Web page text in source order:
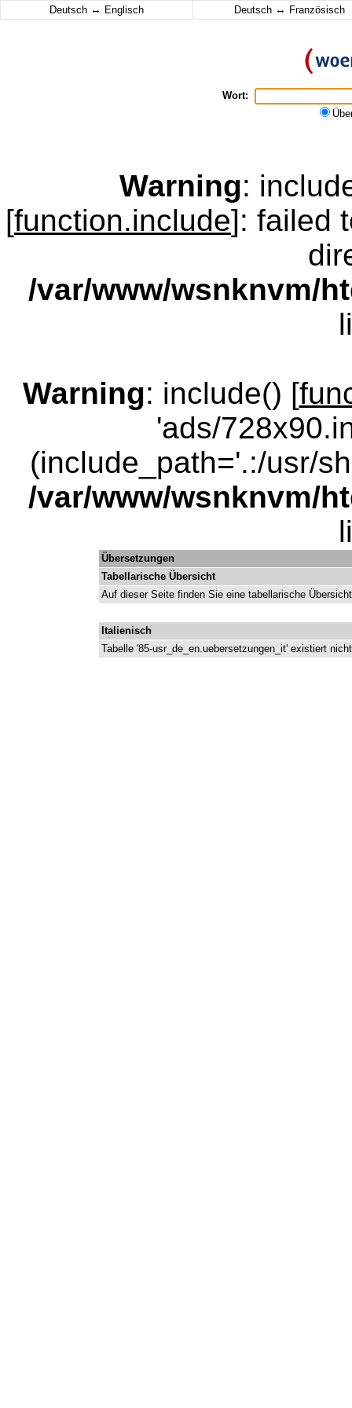
Deutsch ↔ Englisch Deutsch ↔ Französisch
Wort:
Warning:
[function.include]: failed
/var/www/wsnknvm/
Warning: include() [
'ads/
(include_path='.:/usr/
/var/www/wsnknvm/
Übersetzungen
Tabellarische Übersicht
Auf dieser Seite finden Sie eine tabellarische
Italienisch
Tabelle '85-usr_de_en.uebersetzungen_it' existiert nicht